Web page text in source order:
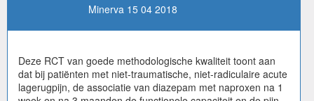
Minerva 15 04 2018
Deze RCT van goede methodologische kwaliteit toont aan
dat bij patiënten met niet-traumatische, niet-radiculaire acute
lagerugpijn, de associatie van diazepam met naproxen na 1